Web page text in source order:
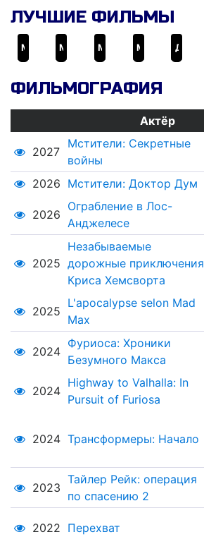
ЛУЧШИЕ ФИЛЬМЫ
ФИЛЬМОГРАФИЯ
Актёр
2027
Мстители: Секретные
войны
2026 Мстители: Доктор Дум
2026
Ограбление в Лос-
Анджелесе
2025
Незабываемые
дорожные приключения
Криса Хемсворта
2025
L'apocalypse selon Mad
Max
2024
Фуриоса: Хроники
Безумного Макса
2024
Highway to Valhalla: In
Pursuit of Furiosa
2024 Трансформеры: Начало
2023
Тайлер Рейк: операция
по спасению 2
2022 Перехват